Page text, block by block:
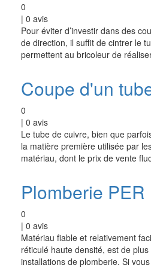
0
| 0 avis
Pour éviter d’investir dans des
de direction, il suffit de cintrer le
permettent au bricoleur de
Coupe d'un
0
| 0 avis
Le tube de cuivre, bien que
la matière première utilisée par
matériau, dont le prix de vente
Plomberie PER
0
| 0 avis
Matériau fiable et relativement
réticulé haute densité, est de
installations de plomberie. Si